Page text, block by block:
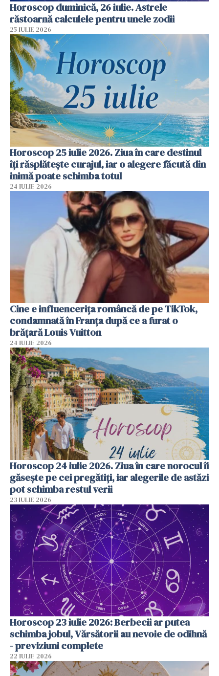
Horoscop duminică, 26 iulie. Astrele
răstoarnă calculele pentru unele zodii
25 IULIE 2026
Horoscop 25 iulie 2026. Ziua în care destinul
îți răsplătește curajul, iar o alegere făcută din
inimă poate schimba totul
24 IULIE 2026
Cine e influencerița româncă de pe TikTok,
condamnată în Franța după ce a furat o
brățară Louis Vuitton
24 IULIE 2026
Horoscop 24 iulie 2026. Ziua în care norocul îi
găsește pe cei pregătiți, iar alegerile de astăzi
pot schimba restul verii
23 IULIE 2026
Horoscop 23 iulie 2026: Berbecii ar putea
schimba jobul, Vărsătorii au nevoie de odihnă
- previziuni complete
22 IULIE 2026